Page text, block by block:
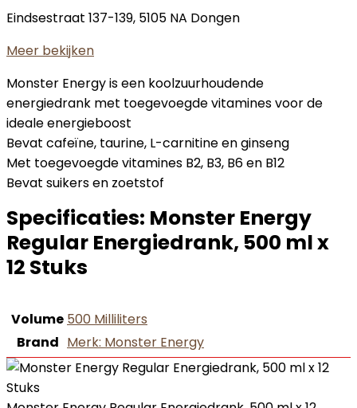
Eindsestraat 137-139, 5105 NA Dongen
Meer bekijken
Monster Energy is een koolzuurhoudende
energiedrank met toegevoegde vitamines voor de
ideale energieboost
Bevat cafeïne, taurine, L-carnitine en ginseng
Met toegevoegde vitamines B2, B3, B6 en B12
Bevat suikers en zoetstof
Specificaties: Monster Energy
Regular Energiedrank, 500 ml x
12 Stuks
Volume ‎500 Milliliters
Brand Merk: Monster Energy